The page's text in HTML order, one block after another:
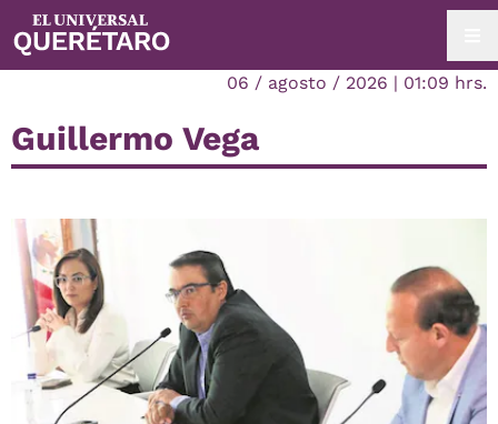
06 / agosto / 2026 | 01:09 hrs.
Guillermo Vega